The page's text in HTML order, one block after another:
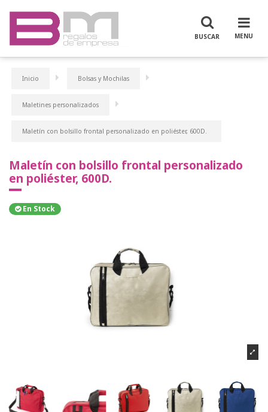
Inicio Bolsas y Mochilas
Maletines personalizados
Maletín con bolsillo frontal personalizado en poliéster, 600D.
Maletín con bolsillo frontal personalizado
en poliéster, 600D.
En Stock